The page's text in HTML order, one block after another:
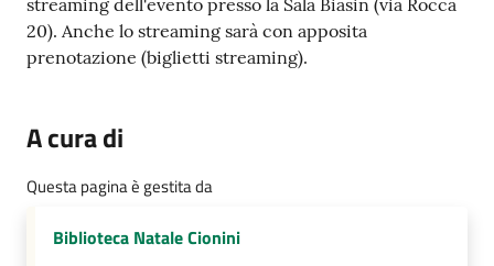
streaming dell'evento presso la Sala Biasin (via Rocca
20). Anche lo streaming sarà con apposita
prenotazione (biglietti streaming).
A cura di
Questa pagina è gestita da
Biblioteca Natale Cionini